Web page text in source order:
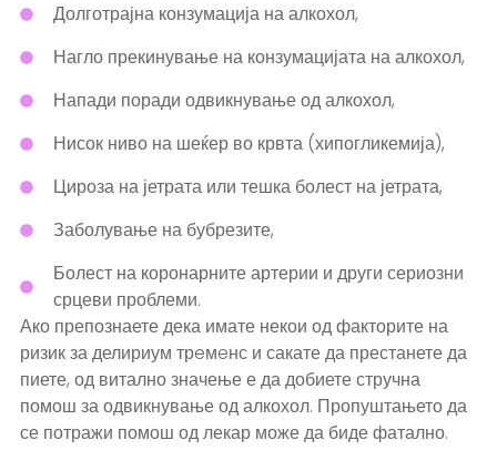
Долготрајна конзумација на алкохол,
Нагло прекинување на конзумацијата на алкохол,
Напади поради одвикнување од алкохол,
Нисок ниво на шеќер во крвта (хипогликемија),
Цироза на јетрата или тешка болест на јетрата,
Заболување на бубрезите,
Болест на коронарните артерии и други сериозни
срцеви проблеми.
Ако препознаете дека имате некои од факторите на
ризик за делириум трeмeнс и сакате да престанете да
пиете, од витално значење е да добиете стручна
помош за одвикнување од алкохол. Пропуштањето да
се потражи помош од лекар може да биде фатално.